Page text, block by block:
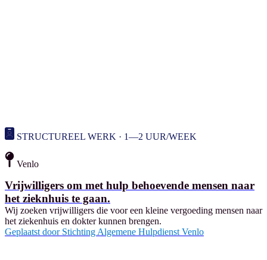
STRUCTUREEL WERK · 1—2 UUR/WEEK
Venlo
Vrijwilligers om met hulp behoevende mensen naar
het zieknhuis te gaan.
Wij zoeken vrijwilligers die voor een kleine vergoeding mensen naar
het ziekenhuis en dokter kunnen brengen.
Geplaatst door Stichting Algemene Hulpdienst Venlo